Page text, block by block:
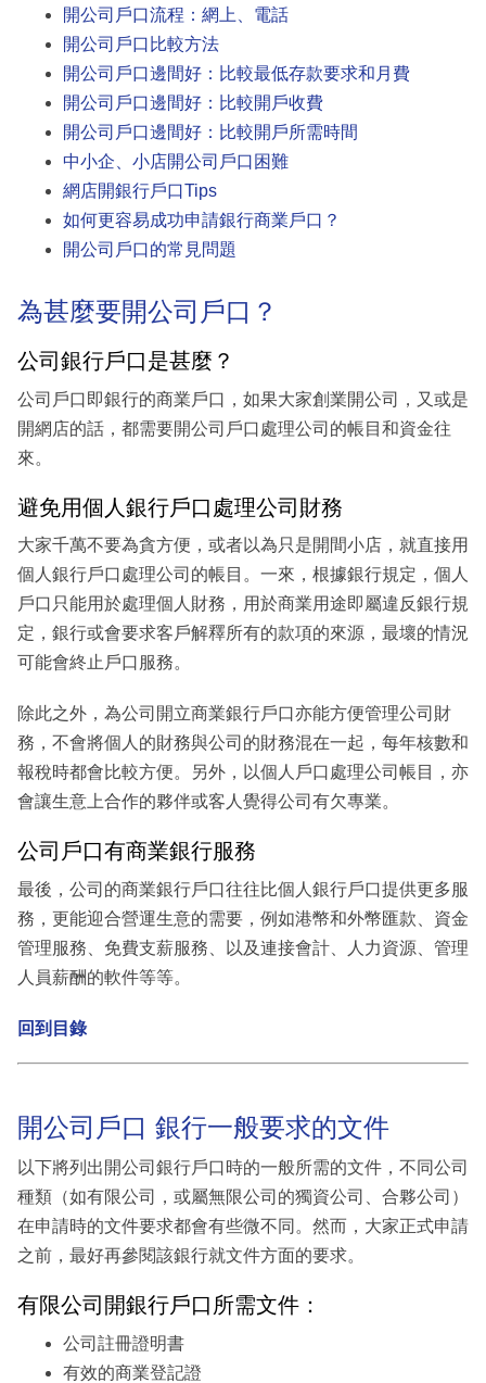
專
區
開公司戶口流程：網上、電話
開公司戶口比較方法
開公司戶口邊間好：比較最低存款要求和月費
開公司戶口邊間好：比較開戶收費
開公司戶口邊間好：比較開戶所需時間
中小企、小店開公司戶口困難
網店開銀行戶口Tips
如何更容易成功申請銀行商業戶口？
開公司戶口的常見問題
為甚麼要開公司戶口？
公司銀行戶口是甚麼？
公司戶口即銀行的商業戶口，如果大家創業開公司，又或是
開網店的話，都需要開公司戶口處理公司的帳目和資金往
來。
避免用個人銀行戶口處理公司財務
大家千萬不要為貪方便，或者以為只是開間小店，就直接用
個人銀行戶口處理公司的帳目。一來，根據銀行規定，個人
戶口只能用於處理個人財務，用於商業用途即屬違反銀行規
定，銀行或會要求客戶解釋所有的款項的來源，最壞的情況
可能會終止戶口服務。
除此之外，為公司開立商業銀行戶口亦能方便管理公司財
務，不會將個人的財務與公司的財務混在一起，每年核數和
報稅時都會比較方便。另外，以個人戶口處理公司帳目，亦
會讓生意上合作的夥伴或客人覺得公司有欠專業。
公司戶口有商業銀行服務
最後，公司的商業銀行戶口往往比個人銀行戶口提供更多服
務，更能迎合營運生意的需要，例如港幣和外幣匯款、資金
管理服務、免費支薪服務、以及連接會計、人力資源、管理
人員薪酬的軟件等等。
回到目錄
開公司戶口 銀行一般要求的文件
以下將列出開公司銀行戶口時的一般所需的文件，不同公司
種類（如有限公司，或屬無限公司的獨資公司、合夥公司）
在申請時的文件要求都會有些微不同。然而，大家正式申請
之前，最好再參閱該銀行就文件方面的要求。
有限公司開銀行戶口所需文件：
公司註冊證明書
有效的商業登記證